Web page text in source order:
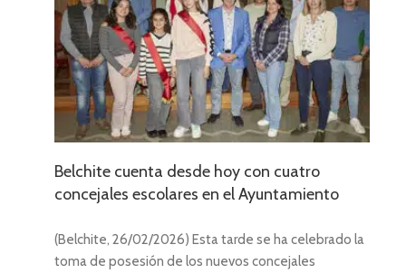
Belchite cuenta desde hoy con cuatro
concejales escolares en el Ayuntamiento
(Belchite, 26/02/2026) Esta tarde se ha celebrado la
toma de posesión de los nuevos concejales